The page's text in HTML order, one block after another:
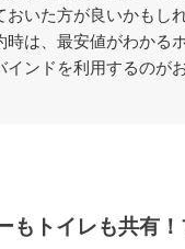
おいた方が良いかもし
時は、最安値がわかる
インドを利用するのが
もトイレも共有